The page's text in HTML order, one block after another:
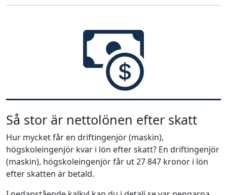
Så stor är nettolönen efter skatt
Hur mycket får en driftingenjör (maskin),
högskoleingenjör kvar i lön efter skatt? En driftingenjör
(maskin), högskoleingenjör får ut 27 847 kronor i lön
efter skatten är betald.